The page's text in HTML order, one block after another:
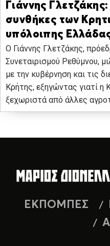
Γιάννης Γλετζάκης:
συνθήκες των
υπόλοιπης
Ο Γιάννης Γλετζάκης,
Συνεταιρισμού Ρεθύμνου,
με την κυβέρνηση και τις
Κρήτης, εξηγώντας γιατί η
ξεχωριστά από άλλες
ΕΚΠΟΜΠΕΣ